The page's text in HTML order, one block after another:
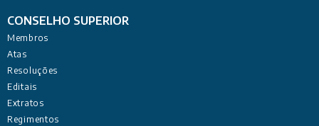
CONSELHO SUPERIOR
Membros
Atas
Resoluções
Editais
Extratos
Regimentos